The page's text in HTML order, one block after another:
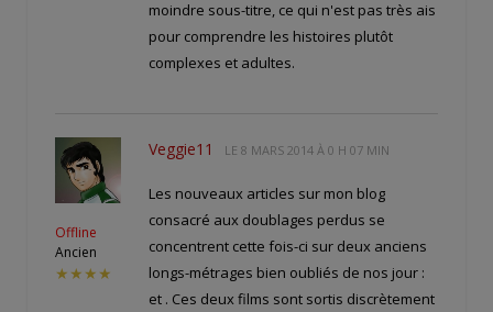
moindre sous-titre, ce qui n'est pas très ais
pour comprendre les histoires plutôt
complexes et adultes.
Offline
Ancien
★★★★
Veggie11 LE 8 MARS 2014 À 0 H 07 MIN
Les nouveaux articles sur mon blog
consacré aux doublages perdus se
concentrent cette fois-ci sur deux anciens
longs-métrages bien oubliés de nos jour :
et . Ces deux films sont sortis discrètement